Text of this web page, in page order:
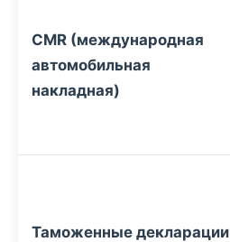
CMR (международная
автомобильная
накладная)
Таможенные декларации